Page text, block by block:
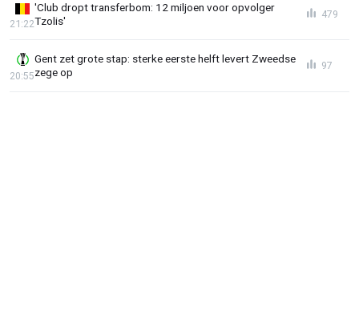
'Club dropt transferbom: 12 miljoen voor opvolger
Tzolis'
21:22
479
Gent zet grote stap: sterke eerste helft levert Zweedse
zege op
20:55
97